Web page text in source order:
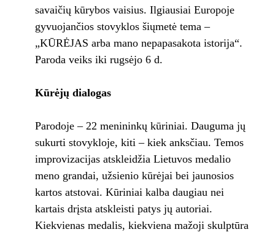
savaičių kūrybos vaisius. Ilgiausiai Europoje
gyvuojančios stovyklos šiųmetė tema –
„KŪRĖJAS arba mano nepapasakota istorija“.
Paroda veiks iki rugsėjo 6 d.
Kūrėjų dialogas
Parodoje – 22 menininkų kūriniai. Dauguma jų
sukurti stovykloje, kiti – kiek anksčiau. Temos
improvizacijas atskleidžia Lietuvos medalio
meno grandai, užsienio kūrėjai bei jaunosios
kartos atstovai. Kūriniai kalba daugiau nei
kartais drįsta atskleisti patys jų autoriai.
Kiekvienas medalis, kiekviena mažoji skulptūra